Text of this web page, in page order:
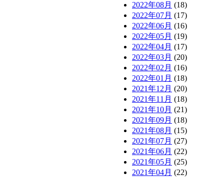
2022年08月 (18)
2022年07月 (17)
2022年06月 (16)
2022年05月 (19)
2022年04月 (17)
2022年03月 (20)
2022年02月 (16)
2022年01月 (18)
2021年12月 (20)
2021年11月 (18)
2021年10月 (21)
2021年09月 (18)
2021年08月 (15)
2021年07月 (27)
2021年06月 (22)
2021年05月 (25)
2021年04月 (22)